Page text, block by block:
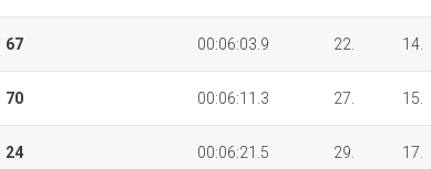
67 00:06:03.9 22. 14.
70 00:06:11.3 27. 15.
24 00:06:21.5 29. 17.